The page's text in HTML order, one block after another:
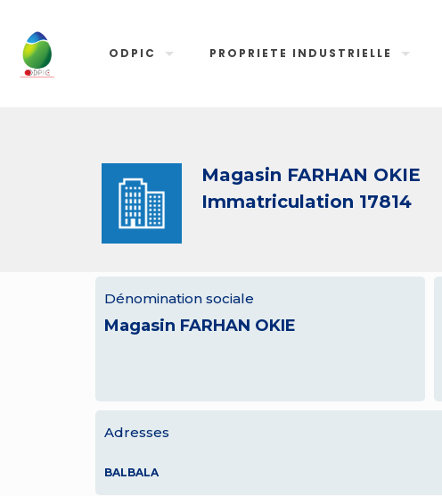
ODPIC PROPRIETE INDUSTRIELLE
Magasin FARHAN OKIE
Immatriculation 17814
Dénomination sociale
Magasin FARHAN OKIE
Adresses
BALBALA